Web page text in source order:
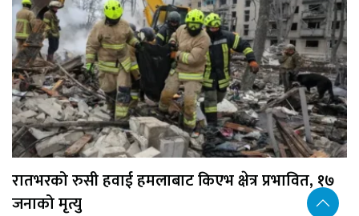
रातभरको रुसी हवाई हमलाबाट किएभ क्षेत्र प्रभावित, १७
जनाको मृत्यु